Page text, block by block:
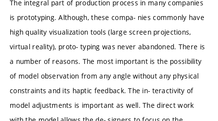
The integral part of production process in many companies
is prototyping. Although, these compa- nies commonly have
high quality visualization tools (large screen projections,
virtual reality), proto- typing was never abandoned. There is
a number of reasons. The most important is the possibility
of model observation from any angle without any physical
constraints and its haptic feedback. The in- teractivity of
model adjustments is important as well. The direct work